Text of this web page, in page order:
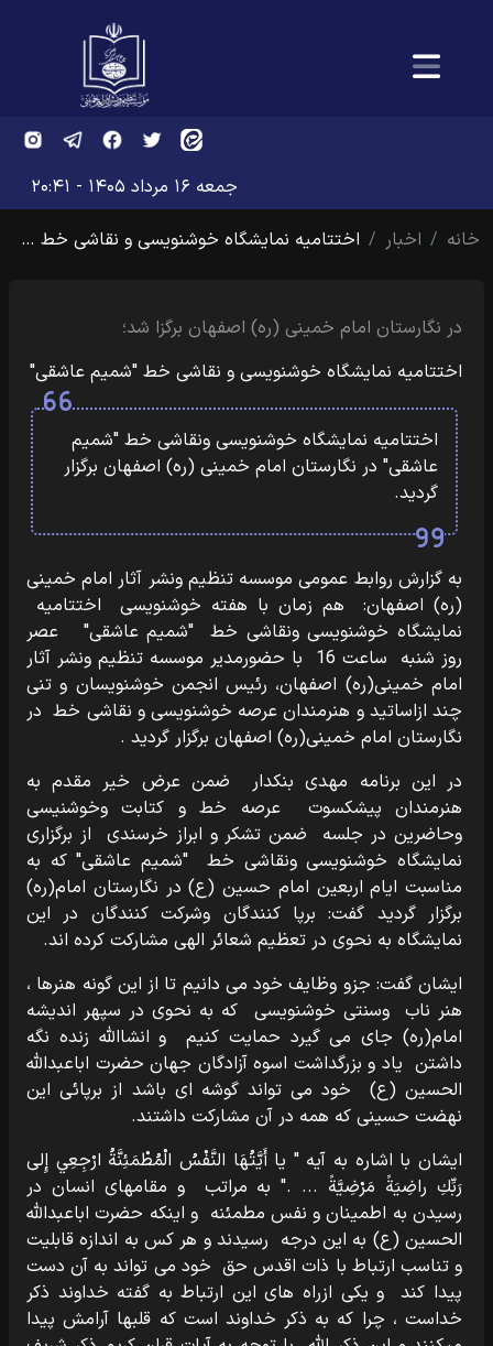
جمعه ۱۶ مرداد ۱۴۰۵ - ۲۰:۴۱
خانه
اخبار اختتامیه نمایشگاه خوشنویسی و نقاشی خط …
در نگارستان امام خمینی (ره) اصفهان برگزا شد؛
اختتامیه نمایشگاه خوشنویسی و نقاشی خط "شمیم عاشقی"
اختتامیه نمایشگاه خوشنویسی ونقاشی خط "شمیم
عاشقی" در نگارستان امام خمینی (ره) اصفهان برگزار
گردید.
به گزارش روابط عمومی موسسه تنظیم ونشر آثار امام خمینی
(ره) اصفهان: هم زمان با هفته خوشنویسی اختتامیه
نمایشگاه خوشنویسی ونقاشی خط "شمیم عاشقی" عصر
روز شنبه ساعت 16 با حضورمدیر موسسه تنظیم ونشر آثار
امام خمینی(ره) اصفهان، رئیس انجمن خوشنویسان و تنی
چند ازاساتید و هنرمندان عرصه خوشنویسی و نقاشی خط در
نگارستان امام خمینی(ره) اصفهان برگزار گردید .
در این برنامه مهدی بنکدار ضمن عرض خیر مقدم به
هنرمندان پیشکسوت عرصه خط و کتابت وخوشنیسی
وحاضرین در جلسه ضمن تشکر و ابراز خرسندی از برگزاری
نمایشگاه خوشنویسی ونقاشی خط "شمیم عاشقی" که به
مناسبت ایام اربعین امام حسین (ع) در نگارستان امام(ره)
برگزار گردید گفت: برپا کنندگان وشرکت کنندگان در این
نمایشگاه به نحوی در تعظیم شعائر الهی مشارکت کرده اند.
ایشان گفت: جزو وظایف خود می دانیم تا از این گونه هنرها ،
هنر ناب وسنتی خوشنویسی که به نحوی در سپهر اندیشه
امام(ره) جای می گیرد حمایت کنیم و انشاالله زنده نگه
داشتن یاد و بزرگداشت اسوه آزادگان جهان حضرت اباعبدالله
الحسین (ع) خود می تواند گوشه ای باشد از برپائی این
نهضت حسینی که همه در آن مشارکت داشتند.
ایشان با اشاره به آیه " يا أَيَّتُهَا النَّفْسُ الْمُطْمَئِنَّةُ ارْجِعِي إِلى
رَبِّكِ راضِيَةً مَرْضِيَّةً ... ." به مراتب و مقامهای انسان در
رسیدن به اطمینان و نفس مطمئنه و اینکه حضرت اباعبدالله
الحسین (ع) به این درجه رسیدند و هر کس به اندازه قابلیت
و تناسب ارتباط با ذات اقدس حق خود می تواند به آن دست
پیدا کند و یکی ازراه های این ارتباط به گفته خداوند ذکر
خداست ، چرا که به ذکر خداوند است که قلبها آرامش پیدا